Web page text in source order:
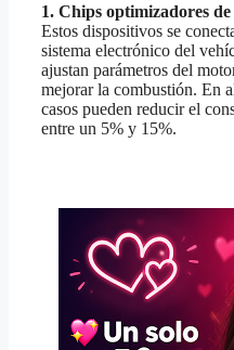
1. Chips optimizadores
Estos dispositivos se
sistema electrónico del
ajustan parámetros del
mejorar la combustión. En
casos pueden reducir el
entre un 5% y 15%.